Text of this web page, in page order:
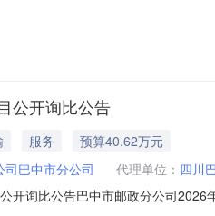
：98.00分；第二成交候选人：
公开询比公告
服务
预算40.62万元
巴中市分公司 代理单位： 四川
开询比公告巴中市邮政分公司